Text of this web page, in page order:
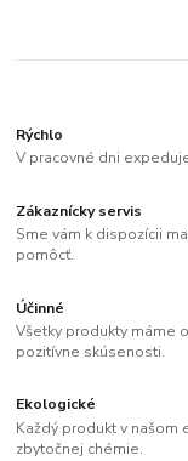
Rýchlo
V pracovné dni
Zákaznícky servis
Sme vám k dispozícii
pomôcť.
Účinné
Všetky produkty máme
pozitívne skúsenosti.
Ekologické
Každý produkt v
zbytočnej chémie.